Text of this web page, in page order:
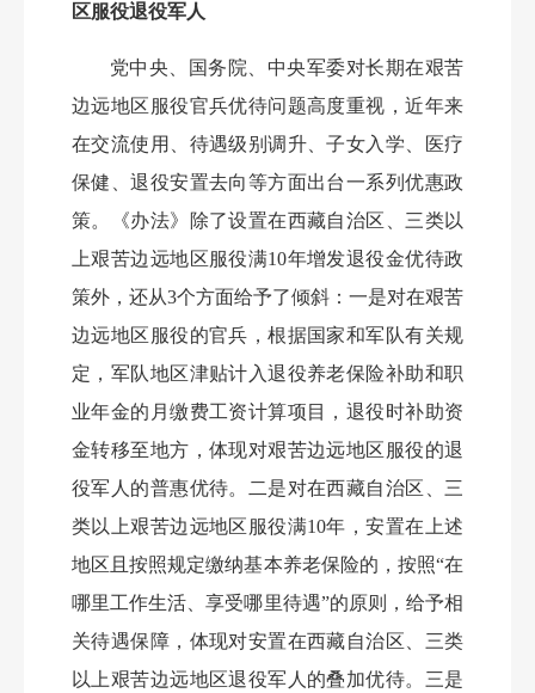
区服役退役军人
党中央、国务院、中央军委对长期在艰苦
边远地区服役官兵优待问题高度重视，近年来
在交流使用、待遇级别调升、子女入学、医疗
保健、退役安置去向等方面出台一系列优惠政
策。《办法》除了设置在西藏自治区、三类以
上艰苦边远地区服役满10年增发退役金优待政
策外，还从3个方面给予了倾斜：一是对在艰苦
边远地区服役的官兵，根据国家和军队有关规
定，军队地区津贴计入退役养老保险补助和职
业年金的月缴费工资计算项目，退役时补助资
金转移至地方，体现对艰苦边远地区服役的退
役军人的普惠优待。二是对在西藏自治区、三
类以上艰苦边远地区服役满10年，安置在上述
地区且按照规定缴纳基本养老保险的，按照“在
哪里工作生活、享受哪里待遇”的原则，给予相
关待遇保障，体现对安置在西藏自治区、三类
以上艰苦边远地区退役军人的叠加优待。三是